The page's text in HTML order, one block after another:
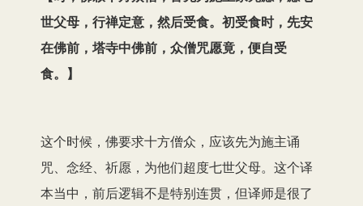
世父母，行禅定意，然后受食。初受食时，先安
在佛前，塔寺中佛前，众僧咒愿竟，便自受
食。】
这个时候，佛要求十方僧众，应该先为施主诵
咒、念经、祈愿，为他们超度七世父母。这个译
本当中，前后逻辑不是特别连贯，但译师是很了